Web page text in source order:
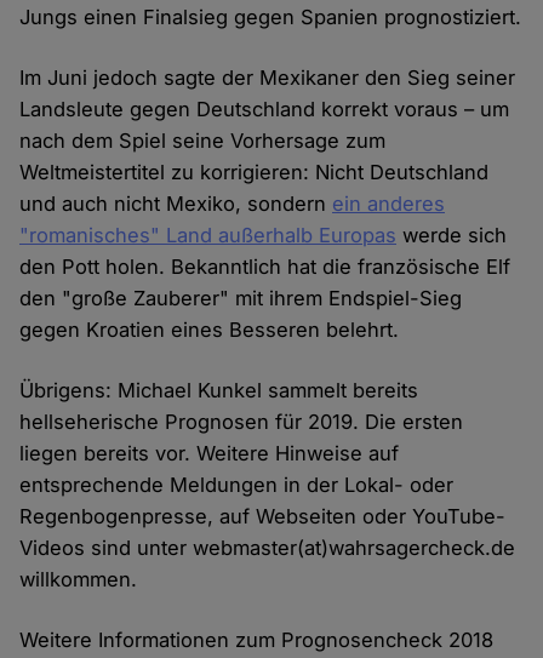
Jungs einen Finalsieg gegen Spanien prognostiziert.
Im Juni jedoch sagte der Mexikaner den Sieg seiner
Landsleute gegen Deutschland korrekt voraus – um
nach dem Spiel seine Vorhersage zum
Weltmeistertitel zu korrigieren: Nicht Deutschland
und auch nicht Mexiko, sondern ein anderes
"romanisches" Land außerhalb Europas werde sich
den Pott holen. Bekanntlich hat die französische Elf
den "große Zauberer" mit ihrem Endspiel-Sieg
gegen Kroatien eines Besseren belehrt.
Übrigens: Michael Kunkel sammelt bereits
hellseherische Prognosen für 2019. Die ersten
liegen bereits vor. Weitere Hinweise auf
entsprechende Meldungen in der Lokal- oder
Regenbogenpresse, auf Webseiten oder YouTube-
Videos sind unter webmaster(at)wahrsagercheck.de
willkommen.
Weitere Informationen zum Prognosencheck 2018